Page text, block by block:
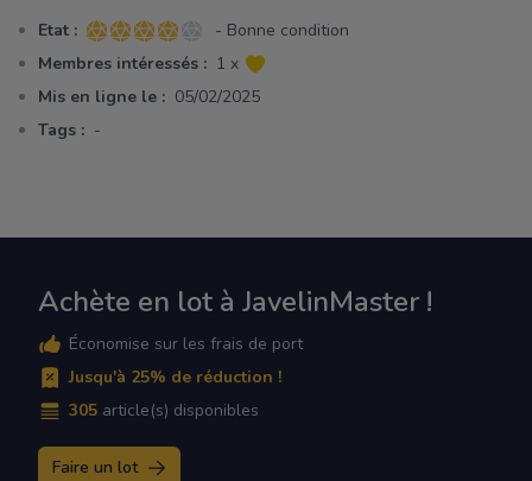
Etat : 4 sur 5 étoiles
- Bonne condition
Membres intéressés : 1 x
Mis en ligne le : 05/02/2025
Tags : -
Achète en lot à JavelinMaster !
Économise sur les frais de port
Jusqu'à 25% de réduction !
305 article(s) disponibles
Faire un lot